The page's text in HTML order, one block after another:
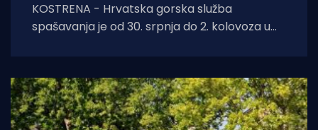
KOSTRENA - Hrvatska gorska služba
spašavanja je od 30. srpnja do 2. kolovoza u